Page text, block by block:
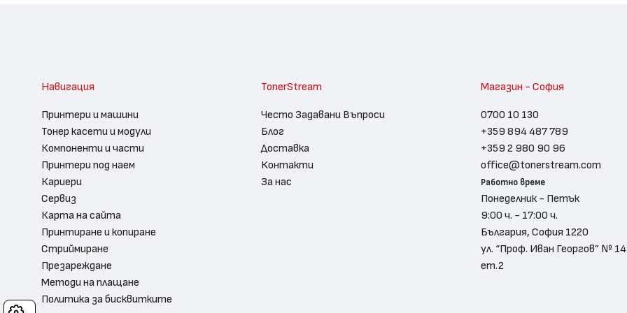
Навигация
Принтери и машини
Тонер касети и модули
Компоненти и части
Принтери под наем
Кариери
Сервиз
Карта на сайта
Принтиране и копиране
Стриймиране
Презареждане
Методи на плащане
Политика за бисквитките
TonerStream
Често Задавани Въпроси
Блог
Доставка
Контакти
За нас
Магазин - София
0700 10 130
+359 894 487 789
+359 2 980 90 96
office@tonerstream.com
Работно време
Понеделник - Петък
9:00 ч. - 17:00 ч.
България, София 1220
ул. “Проф. Иван Георгов” №
ет.2